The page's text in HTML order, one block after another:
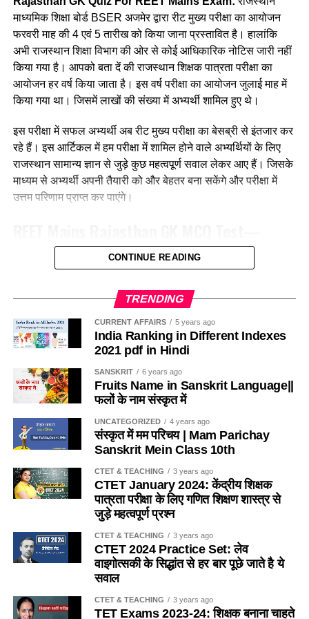
Ans :- ©
Q. कौनसी विधि सबसे प्राथमिक भाषा उपागम
कहलाती है?
(a) अनुकरण विधि
(b)व्यतिरेकी विधि
(c) व्याकरण अनुवाद विधि
(d) ध्वन्यात्मक विधि
Q. एक शिक्षक अपने बालकों को पायो जी मैंने उपयोग में लाएगा ।
(c) ध्वन्यात्मक उपागम
(d) इनमें से कोई नहीं
Ans :- ©
Q. शिक्षण विधि शिक्षण कार्य में सहयोग करती है ?
(b) उद्देश्य प्राप्ति में
(c) कभी लक्ष्य कभी उद्देश्य प्राप्ति में
(d) लक्ष्य प्राप्ति तथा उद्देश्य पूर्ति में
Q. भाषा बिम्ब की उपयोगिता है ?
(b) जयपुर
(c) भरतपुर
(d) झालावाड़
Ans:- ©
Q. जयनारायण व्यास को किस नृत्य को प्रकाश में लाने का श्रेय दिया जाता
है?
(a) डांग नृत्य
(d) घुड़ला नृत्य
Ans:- (b)
Q. निम्नलिखित में से असुमेलित युग्म है-
(b) रतवई नृत्य मेव
(c) चरवा नृत्य – माली
(d) मछली नृत्य – कंजर
Ans:- (d)
Q. कुचामनी ख्याल का प्रचलन किस क्षेत्र में है?
(a) सीकर, खण्डेला
(c) करौली, भरतपुर
माध्यमिक शिक्षा बोर्ड BSER अजमेर द्वारा रीट मुख्य परीक्षा का आयोजन
फरवरी माह की 4 एवं 5 तारीख को किया जाना प्रस्तावित है। हालांकि
अभी राजस्थान शिक्षा विभाग की ओर से कोई आधिकारिक नोटिस जारी नहीं
किया गया है। आपको बता दें की राजस्थान शिक्षक पात्रता परीक्षा का
आयोजन हर वर्ष किया जाता है। इस वर्ष परीक्षा का आयोजन जुलाई माह में
किया गया था। जिसमें लाखों की संख्या में अभ्यर्थी शामिल हुए थे।
इस परीक्षा में सफल अभ्यर्थी अब रीट मुख्य परीक्षा का बेसब्री से इंतजार कर
रहे हैं। इस आर्टिकल में हम परीक्षा में शामिल होने वाले अभ्यर्थियों के लिए
राजस्थान सामान्य ज्ञान से जुड़े कुछ महत्वपूर्ण सवाल लेकर आए हैं। जिसके
माध्यम से अभ्यर्थी अपनी तैयारी को और बेहतर बना सकेंगे और परीक्षा में
उत्तम परिणाम प्राप्त कर पाएंगे।
राजस्थान सामान्य ज्ञान से संबंधित महत्वपूर्ण प्रश्न
(b) धौलपुर
(c) बूंदी
(d) जोधपुर
Ans:- (b)
(a) नाना साहब
(c) बहादुर शाह जफर
Ans:- (d)
CONTINUE READING
TRENDING
CURRENT AFFAIRS 5 years ago
India Ranking in Different Indexes
2021 pdf in Hindi
SANSKRIT 6 years ago
Fruits Name in Sanskrit Language||
फलों के नाम संस्कृत में
UNCATEGORIZED 4 years ago
संस्कृत में मम परिचय | Mam Parichay
Sanskrit Mein Class 10th
CTET & TEACHING 3 years ago
CTET January 2024: केंद्रीय शिक्षक
पात्रता परीक्षा के लिए गणित शिक्षण शास्त्र से
जुड़े महत्वपूर्ण प्रश्न
CTET & TEACHING 3 years ago
CTET 2024 Practice Set: लेव
वाइगोत्सकी के सिद्धांत से हर बार पूछे जाते है ये
सवाल
CTET & TEACHING 3 years ago
TET Exams 2023-24: शिक्षक बनाना चाहते